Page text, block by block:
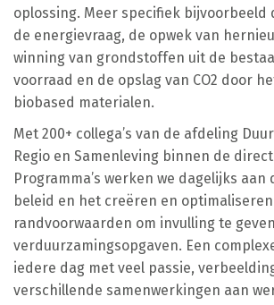
oplossing. Meer specifiek bijvoorbeeld
de energievraag, de opwek van
winning van grondstoffen uit de
voorraad en de opslag van CO2 door
biobased materialen.
Met 200+ collega’s van de afdeling
Regio en Samenleving binnen de
Programma’s werken we dagelijks
beleid en het creëren en
randvoorwaarden om invulling te
verduurzamingsopgaven. Een
iedere dag met veel passie,
verschillende samenwerkingen aan